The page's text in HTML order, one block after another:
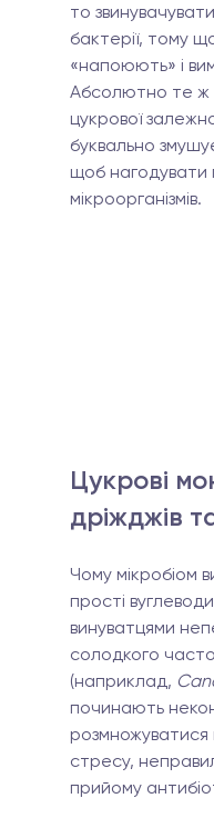
то
бактерії, тому
«напоюють» і
Абсолютно те ж
цукрової
буквально
щоб нагодувати
мікроорганізмів.
Цукрові
дріжджів
Чому мікробіом
прості
винуватцями
солодкого
(наприклад,
починають
розмножуватися
стресу,
прийому